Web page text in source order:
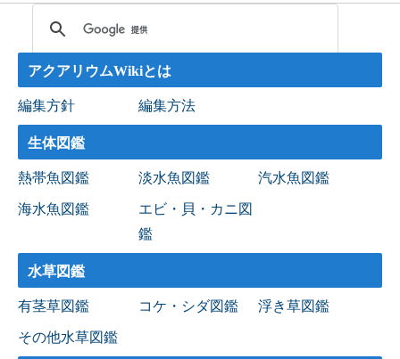
アクアリウムWikiとは
編集方針 編集方法
生体図鑑
熱帯魚図鑑 淡水魚図鑑 汽水魚図鑑
海水魚図鑑
エビ・貝・カニ図
鑑
水草図鑑
有茎草図鑑 コケ・シダ図鑑 浮き草図鑑
その他水草図鑑